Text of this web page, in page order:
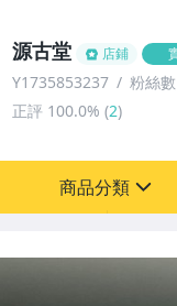
源古堂 店鋪
Y1735853237 粉絲數
正評 100.0% (2)
商品分類